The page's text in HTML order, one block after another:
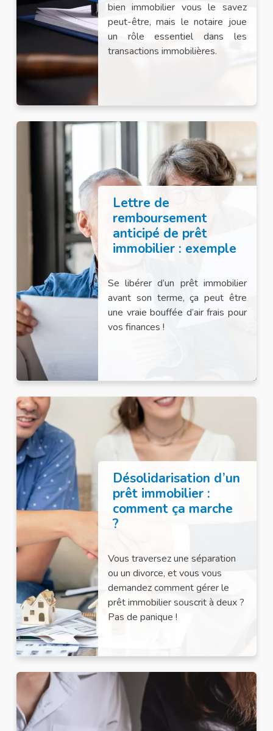
bien immobilier vous le savez
peut-être, mais le notaire joue
un rôle essentiel dans les
transactions immobilières.
Lettre de
remboursement
anticipé de prêt
immobilier : exemple
Se libérer d’un prêt immobilier
avant son terme, ça peut être
une vraie bouffée d’air frais pour
vos finances !
Désolidarisation d’un
prêt immobilier :
comment ça marche
?
Vous traversez une séparation
ou un divorce, et vous vous
demandez comment gérer le
prêt immobilier souscrit à deux ?
Pas de panique !